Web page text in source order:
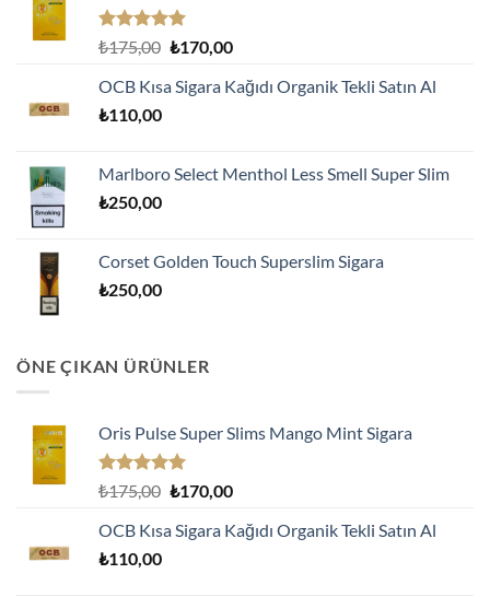
5 üzerinden
oy
aldı
₺175,00 Orijinal
₺175,00.
₺170,00Şu
fiyat:
OCB Kısa Sigara Kağıdı Organik Tekli Satın Al
₺110,00
Marlboro Select Menthol Less Smell Super Slim
₺250,00
Corset Golden Touch Superslim Sigara
₺250,00
ÖNE ÇIKAN ÜRÜNLER
Oris Pulse Super Slims Mango Mint Sigara
5 üzerinden
oy
aldı
₺175,00 Orijinal
₺175,00.
₺170,00Şu
fiyat:
OCB Kısa Sigara Kağıdı Organik Tekli Satın Al
₺110,00